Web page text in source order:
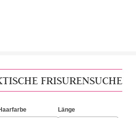
FRISURENSUCHE
Länge